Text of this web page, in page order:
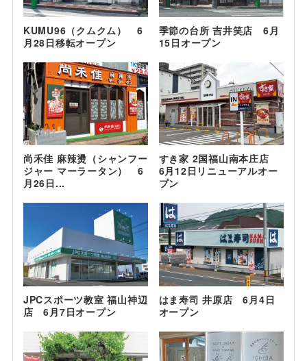
KUMU96（クムクム） 6
月28日移転オープン
季節の台所 吉井笑店 6月
15日オープン
尚禾佳 麻辣燙（シャンフー
ジャー マーラータン） 6
月26日...
すき家 2国福山南本庄店
6月12日リニューアルオー
プン
JPCスポーツ教室 福山神辺
店 6月7日オープン
はま寿司 井原店 6月4日
オープン